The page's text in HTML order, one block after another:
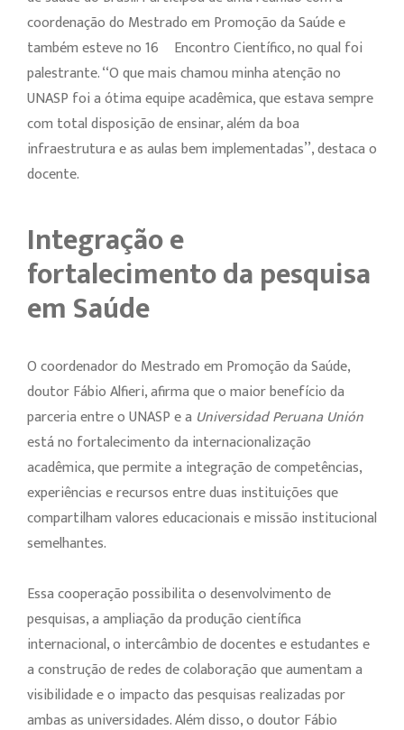
coordenação do Mestrado em Promoção da Saúde e
também esteve no 16º Encontro Científico, no qual foi
palestrante. ‘‘O que mais chamou minha atenção no
UNASP foi a ótima equipe acadêmica, que estava sempre
com total disposição de ensinar, além da boa
infraestrutura e as aulas bem implementadas’’, destaca o
docente.
Integração e
fortalecimento da pesquisa
em Saúde
O coordenador do Mestrado em Promoção da Saúde,
doutor Fábio Alfieri, afirma que o maior benefício da
parceria entre o UNASP e a Universidad Peruana Unión
está no fortalecimento da internacionalização
acadêmica, que permite a integração de competências,
experiências e recursos entre duas instituições que
compartilham valores educacionais e missão institucional
semelhantes.
Essa cooperação possibilita o desenvolvimento de
pesquisas, a ampliação da produção científica
internacional, o intercâmbio de docentes e estudantes e
a construção de redes de colaboração que aumentam a
visibilidade e o impacto das pesquisas realizadas por
ambas as universidades. Além disso, o doutor Fábio